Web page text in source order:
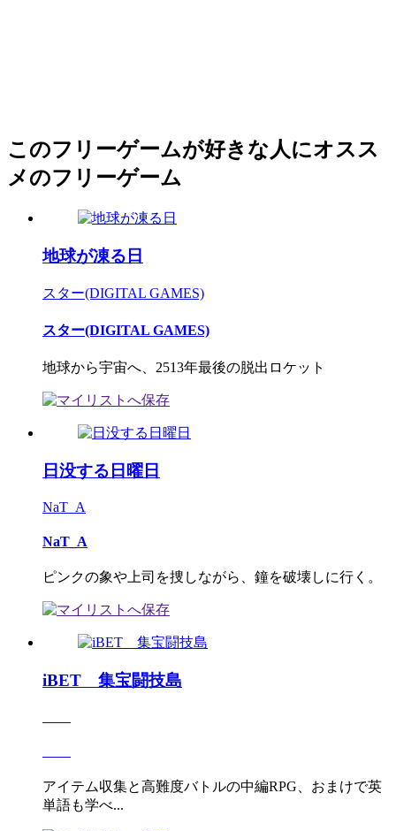
このフリーゲームが好きな人にオスス
メのフリーゲーム
地球が凍る日
スター(DIGITAL GAMES)
スター(DIGITAL GAMES)
地球から宇宙へ、2513年最後の脱出ロケット
日没する日曜日
NaT_A
NaT_A
ピンクの象や上司を捜しながら、鐘を破壊しに行く。
iBET 集宝闘技島
アイテム収集と高難度バトルの中編RPG、おまけで英
単語も学べ...